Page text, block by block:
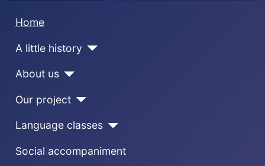
Home
A little history
About us
Our project
Language classes
Social accompaniment